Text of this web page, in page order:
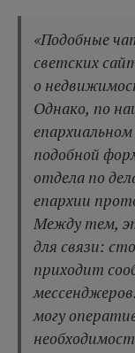
«Подобные
светских
о
Однако, по
подобной
отдела по
епархии
Между тем,
для связи:
приходит
могу